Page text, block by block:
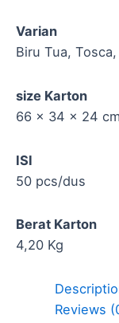
Varian
Biru Tua,
size Karton
66 x 34 x 24 cm
ISI
50 pcs/dus
Berat Karton
4,20 Kg
Reviews